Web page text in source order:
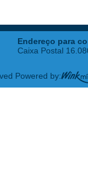
Endereço para
Caixa Postal
Powered by: